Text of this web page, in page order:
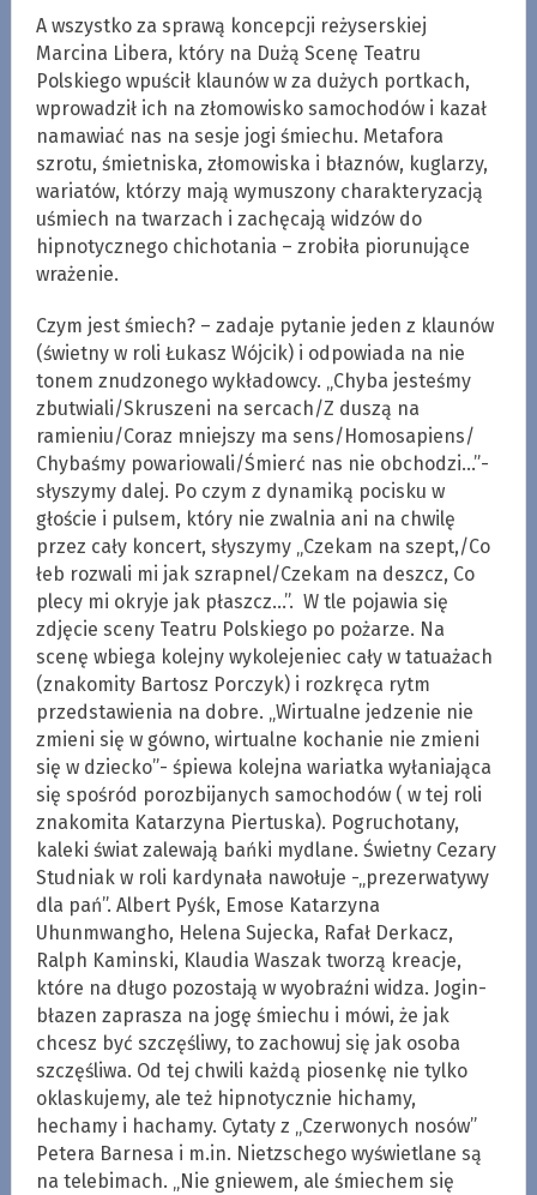
A wszystko za sprawą koncepcji reżyserskiej
Marcina Libera, który na Dużą Scenę Teatru
Polskiego wpuścił klaunów w za dużych portkach,
wprowadził ich na złomowisko samochodów i kazał
namawiać nas na sesje jogi śmiechu. Metafora
szrotu, śmietniska, złomowiska i błaznów, kuglarzy,
wariatów, którzy mają wymuszony charakteryzacją
uśmiech na twarzach i zachęcają widzów do
hipnotycznego chichotania – zrobiła piorunujące
wrażenie.
Czym jest śmiech? – zadaje pytanie jeden z klaunów
(świetny w roli Łukasz Wójcik) i odpowiada na nie
tonem znudzonego wykładowcy. „Chyba jesteśmy
zbutwiali/Skruszeni na sercach/Z duszą na
ramieniu/Coraz mniejszy ma sens/Homosapiens/
Chybaśmy powariowali/Śmierć nas nie obchodzi…”-
słyszymy dalej. Po czym z dynamiką pocisku w
głoście i pulsem, który nie zwalnia ani na chwilę
przez cały koncert, słyszymy „Czekam na szept,/Co
łeb rozwali mi jak szrapnel/Czekam na deszcz, Co
plecy mi okryje jak płaszcz…”. W tle pojawia się
zdjęcie sceny Teatru Polskiego po pożarze. Na
scenę wbiega kolejny wykolejeniec cały w tatuażach
(znakomity Bartosz Porczyk) i rozkręca rytm
przedstawienia na dobre. „Wirtualne jedzenie nie
zmieni się w gówno, wirtualne kochanie nie zmieni
się w dziecko”- śpiewa kolejna wariatka wyłaniająca
się spośród porozbijanych samochodów ( w tej roli
znakomita Katarzyna Piertuska). Pogruchotany,
kaleki świat zalewają bańki mydlane. Świetny Cezary
Studniak w roli kardynała nawołuje -„prezerwatywy
dla pań”. Albert Pyśk, Emose Katarzyna
Uhunmwangho, Helena Sujecka, Rafał Derkacz,
Ralph Kaminski, Klaudia Waszak tworzą kreacje,
które na długo pozostają w wyobraźni widza. Jogin-
błazen zaprasza na jogę śmiechu i mówi, że jak
chcesz być szczęśliwy, to zachowuj się jak osoba
szczęśliwa. Od tej chwili każdą piosenkę nie tylko
oklaskujemy, ale też hipnotycznie hichamy,
hechamy i hachamy. Cytaty z „Czerwonych nosów”
Petera Barnesa i m.in. Nietzschego wyświetlane są
na telebimach. „Nie gniewem, ale śmiechem się